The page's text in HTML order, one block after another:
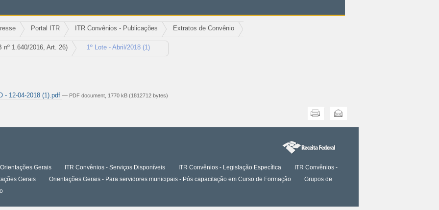
Portal ITR ITR Convênios - Publicações Extratos de Convênio
nº 1.640/2016, Art. 26) 1º Lote - Abril/2018 (1)
- 12-04-2018 (1).pdf — PDF document, 1770 kB (1812712 bytes)
Enviar
Gerais ITR Convênios - Serviços Disponíveis ITR Convênios - Legislação Específica
ITR Convênios -
Gerais Orientações Gerais - Para servidores municipais - Pós capacitação em Curso de Formação
Grupos de